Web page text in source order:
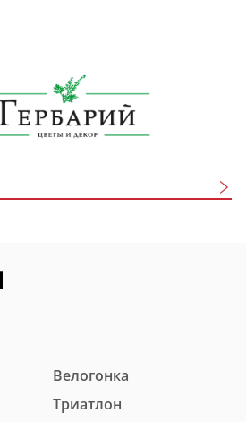
Велогонка
Триатлон